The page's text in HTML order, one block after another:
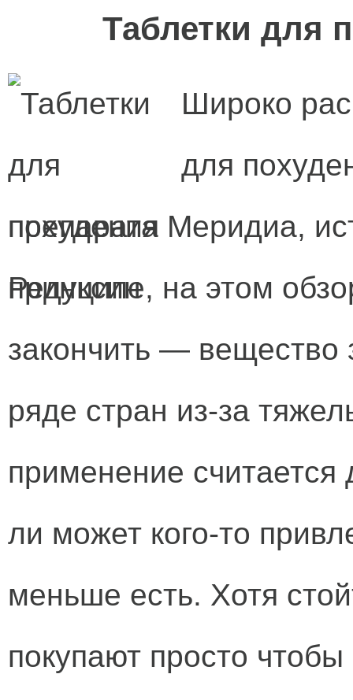
Таблетки для
Широко
для
препарата Меридиа,
принципе, на этом
закончить —
ряде стран из-за
применение
ли может кого-то
меньше есть. Хотя
покупают просто